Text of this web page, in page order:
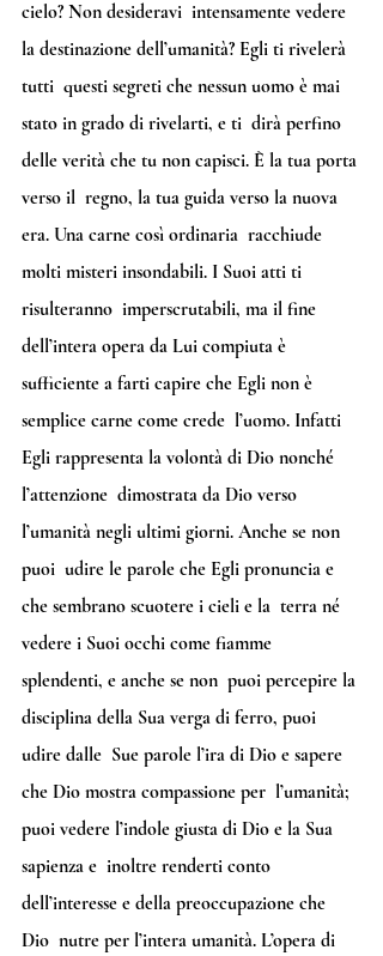
cielo? Non desideravi  intensamente vedere
la destinazione dell’umanità? Egli ti rivelerà
tutti  questi segreti che nessun uomo è mai
stato in grado di rivelarti, e ti  dirà perfino
delle verità che tu non capisci. È la tua porta
verso il  regno, la tua guida verso la nuova
era. Una carne così ordinaria  racchiude
molti misteri insondabili. I Suoi atti ti
risulteranno  imperscrutabili, ma il fine
dell’intera opera da Lui compiuta è
sufficiente a farti capire che Egli non è
semplice carne come crede  l’uomo. Infatti
Egli rappresenta la volontà di Dio nonché
l’attenzione  dimostrata da Dio verso
l’umanità negli ultimi giorni. Anche se non
puoi  udire le parole che Egli pronuncia e
che sembrano scuotere i cieli e la  terra né
vedere i Suoi occhi come fiamme
splendenti, e anche se non  puoi percepire la
disciplina della Sua verga di ferro, puoi
udire dalle  Sue parole l’ira di Dio e sapere
che Dio mostra compassione per  l’umanità;
puoi vedere l’indole giusta di Dio e la Sua
sapienza e  inoltre renderti conto
dell’interesse e della preoccupazione che
Dio  nutre per l’intera umanità. L’opera di